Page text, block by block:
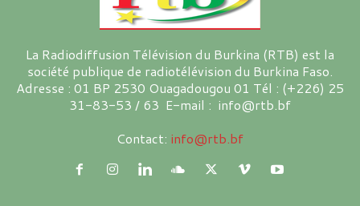
La Radiodiffusion Télévision du Burkina (RTB) est la
société publique de radiotélévision du Burkina Faso.
Adresse : 01 BP 2530 Ouagadougou 01 Tél : (+226) 25
31-83-53 / 63 E-mail : info@rtb.bf
Contact: info@rtb.bf